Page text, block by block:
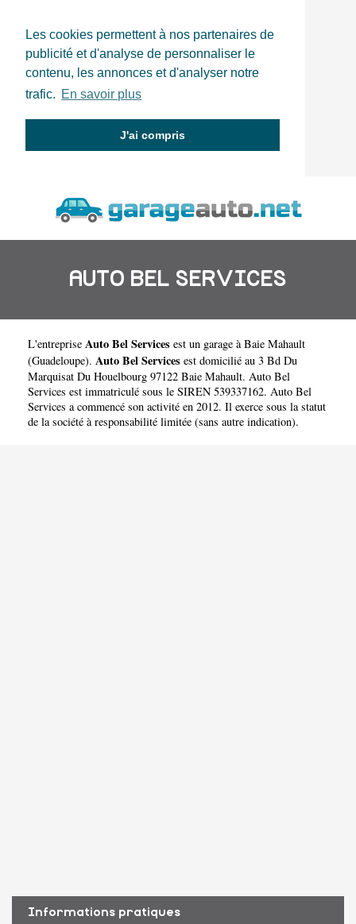
Les cookies permettent à nos partenaires de
publicité et d'analyse de personnaliser le
contenu, les annonces et d'analyser notre
trafic. En savoir plus
J'ai compris
AUTO BEL SERVICES
L'entreprise Auto Bel Services est un garage à Baie Mahault
(Guadeloupe). Auto Bel Services est domicilié au 3 Bd Du
Marquisat Du Houelbourg 97122 Baie Mahault. Auto Bel
Services est immatriculé sous le SIREN 539337162. Auto Bel
Services a commencé son activité en 2012. Il exerce sous la statut
de la société à responsabilité limitée (sans autre indication).
Informations pratiques